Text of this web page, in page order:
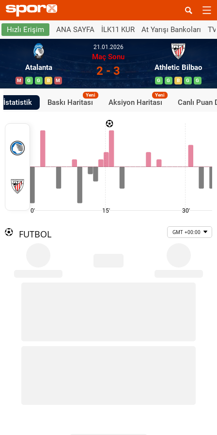
Hızlı Erişim ANA SAYFA İLK11 KUR At Yarışı Bankoları
Atalanta
M G G B M
21.01.2026
Maç Sonu
2 - 3 Athletic Bilbao
G G B G G
İstatistik Baskı Haritası
Yeni
Aksiyon Haritası
Yeni
Canlı Puan
0' 15' 30'
FUTBOL GMT +00:00